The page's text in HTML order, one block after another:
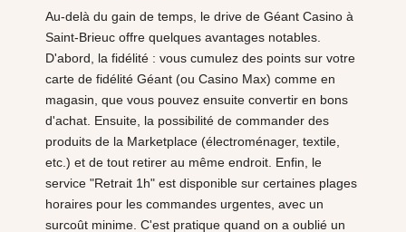
Au-delà du gain de temps, le drive de Géant Casino à
Saint-Brieuc offre quelques avantages notables.
D'abord, la fidélité : vous cumulez des points sur votre
carte de fidélité Géant (ou Casino Max) comme en
magasin, que vous pouvez ensuite convertir en bons
d'achat. Ensuite, la possibilité de commander des
produits de la Marketplace (électroménager, textile,
etc.) et de tout retirer au même endroit. Enfin, le
service "Retrait 1h" est disponible sur certaines plages
horaires pour les commandes urgentes, avec un
surcoût minime. C'est pratique quand on a oublié un